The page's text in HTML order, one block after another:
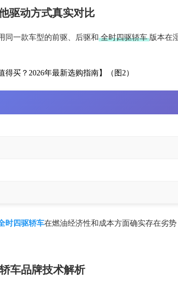
驱动方式真实对比
同一款车型的前驱、后驱和 全时四驱轿车 版本在
时四驱轿车在燃油经济性和成本方面确实存在劣
车品牌技术解析